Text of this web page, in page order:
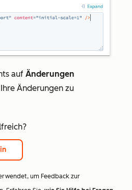
auf Änderungen
Änderungen zu
um Feedback zur